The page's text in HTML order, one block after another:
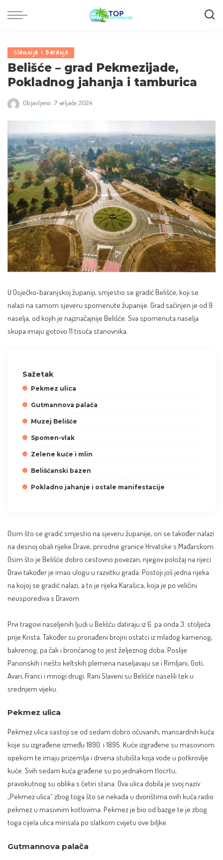
Slavonija i Baranja
Belišće – grad Pekmezijade,
Pokladnog jahanja i tamburica
Objavljeno: 7 veljače, 2024
U Osječko-baranjskoj županiji, smjestio se gradić Belišće, koji se
nalazi na samom sjeveru spomenute županije. Grad sačinjen je od 9
naselja, od kojih je najznačajnije Belišće. Sva spomenuta naselja
skupa imaju gotovo 11 tisuća stanovnika.
Sažetak
Pekmez ulica
Gutmannova palača
Muzej Belišće
Spomen-vlak
Zelene kuće i mlin
Belišćanski bazen
Pokladno jahanje i ostale manifestacije
Osim što se gradić smjestio na sjeveru županije, on se također nalazi
na desnoj obali rijeke Drave, prirodne granice Hrvatske s Mađarskom.
Osim što je Belišće dobro cestovno povezan, njegov položaj na rijeci
Dravi također je imao ulogu u razvitku grada. Postoji još jedna rijeka
na kojoj se gradić nalazi, a to je rijeka Karašica, koja je po veličini
neusporediva s Dravom.
Prvi tragovi naseljenih ljudi u Belišću datiraju iz 6. pa onda 3. stoljeća
prije Krista. Također su pronađeni brojni ostatci iz mladog kamenog,
bakrenog, pa čak i brončanog to jest željeznog doba. Poslije
Panonskih i nešto keltskih plemena naseljavaju se i Rimljani, Goti,
Avari, Franci i mnogi drugi. Rani Slaveni su Belišće naselili tek u
srednjem vijeku.
Pekmez ulica
Pekmez ulica sastoji se od sedam dobro očuvanih, mansardnih kuća
koje su izgrađene između 1890. i 1895. Kuće izgrađene su masovnom
opekom te imaju prizemlja i drvena stubišta koja vode u potkrovlje
kuće. Svih sedam kuća građene su po jednakom tlocrtu,
pravokutnog su oblika s četiri stana. Ova ulica dobila je svoj naziv
„Pekmez ulica“ zbog toga što se nekada u dvorištima ovih kuća radio
pekmez u masivnim kotlovima. Pekmez je bio od bazge te je zbog
toga cijela ulica mirisala po slatkom cvijetu ove biljke.
Gutmannova palača